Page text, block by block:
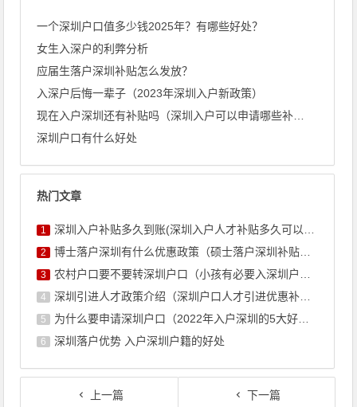
一个深圳户口值多少钱2025年？有哪些好处？
女生入深户的利弊分析
应届生落户深圳补贴怎么发放？
入深户后悔一辈子（2023年深圳入户新政策）
深圳户口有什么好处
热门文章
1 深圳入户补贴多久到账(深圳入户人才补贴多久可以拿到手)
2 博士落户深圳有什么优惠政策（硕士落户深圳补贴政策）
3 农村户口要不要转深圳户口（小孩有必要入深圳户口吗）
4 深圳引进人才政策介绍（深圳户口人才引进优惠补贴政策）
5 为什么要申请深圳户口（2022年入户深圳的5大好处）
6 深圳落户优势 入户深圳户籍的好处
上一篇
下一篇